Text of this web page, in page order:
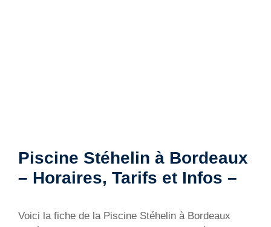
Piscine Stéhelin à Bordeaux
– Horaires, Tarifs et Infos –
Voici la fiche de la Piscine Stéhelin à Bordeaux